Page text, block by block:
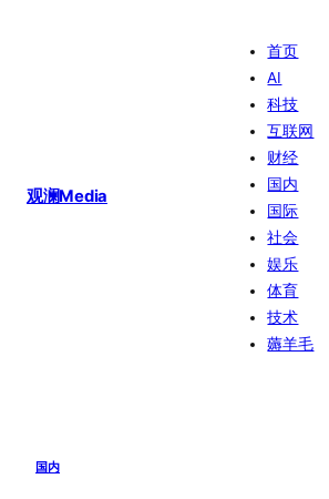
观澜Media
首页
AI
科技
互联网
财经
国内
国际
社会
娱乐
体育
技术
薅羊毛
国内